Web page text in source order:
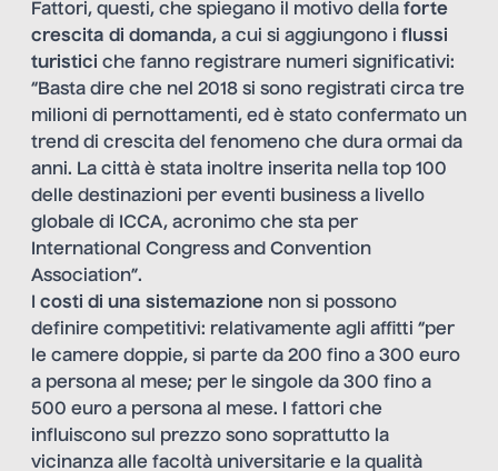
Fattori, questi, che spiegano il motivo della forte
crescita di domanda, a cui si aggiungono i flussi
turistici che fanno registrare numeri significativi:
“Basta dire che nel 2018 si sono registrati circa tre
milioni di pernottamenti, ed è stato confermato un
trend di crescita del fenomeno che dura ormai da
anni. La città è stata inoltre inserita nella top 100
delle destinazioni per eventi business a livello
globale di ICCA, acronimo che sta per
International Congress and Convention
Association”.
I costi di una sistemazione non si possono
definire competitivi: relativamente agli affitti “per
le camere doppie, si parte da 200 fino a 300 euro
a persona al mese; per le singole da 300 fino a
500 euro a persona al mese. I fattori che
influiscono sul prezzo sono soprattutto la
vicinanza alle facoltà universitarie e la qualità